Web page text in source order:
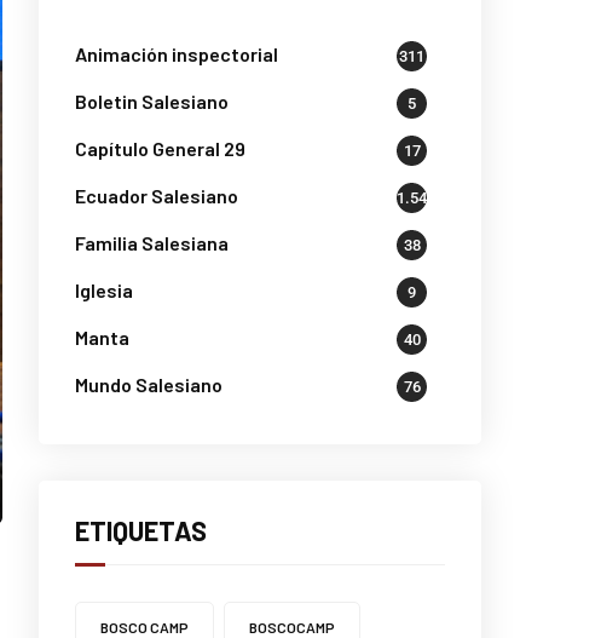
Animación inspectorial 311
Boletin Salesiano 5
Capítulo General 29 17
Ecuador Salesiano 1.541
Familia Salesiana 38
Iglesia 9
Manta 40
Mundo Salesiano 76
ETIQUETAS
BOSCO CAMP BOSCOCAMP